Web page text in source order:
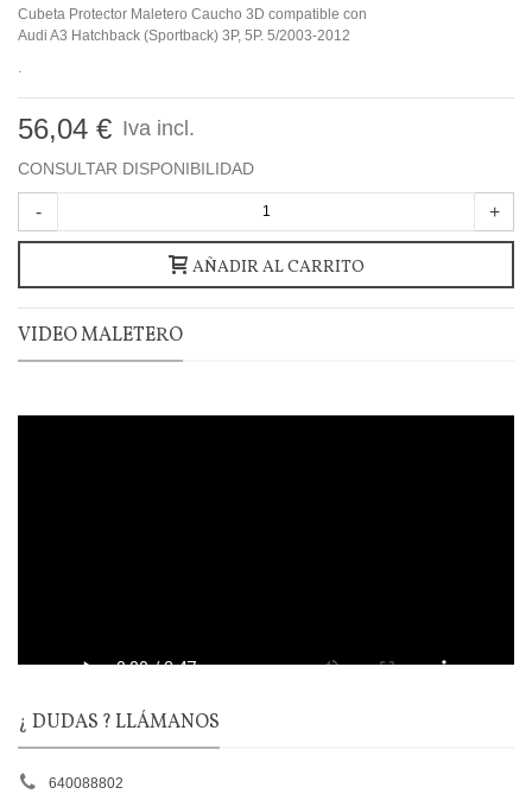
Cubeta Protector Maletero Caucho 3D compatible con
Audi A3 Hatchback (Sportback) 3P, 5P. 5/2003-2012
.
56,04 € Iva incl.
CONSULTAR DISPONIBILIDAD
- +
AÑADIR AL CARRITO
VIDEO MALETERO
¿ DUDAS ? LLÁMANOS
640088802